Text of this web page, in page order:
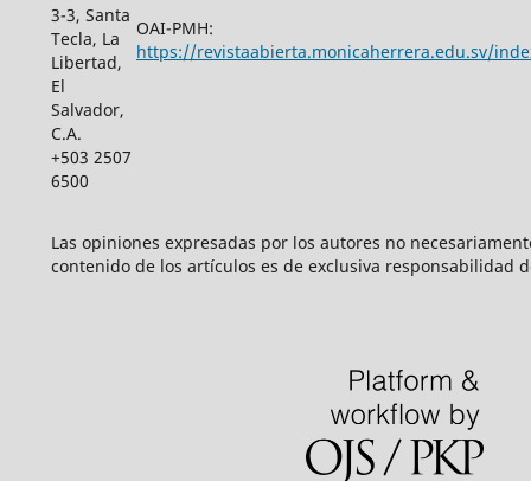
3-3, Santa
Tecla, La
Libertad,
El
Salvador,
C.A.
+503 2507
6500
OAI-PMH:
https://revistaabierta.monicaherrera.edu.sv/
Las opiniones expresadas por los autores no
contenido de los artículos es de exclusiva responsabilidad